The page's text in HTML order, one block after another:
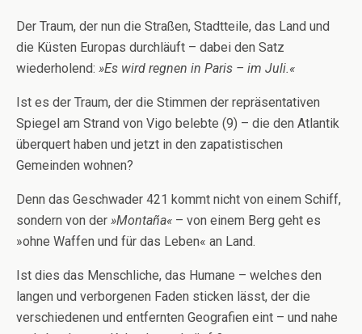
Der Traum, der nun die Straßen, Stadtteile, das Land und
die Küsten Europas durchläuft – dabei den Satz
wiederholend: »Es wird regnen in Paris – im Juli.«
Ist es der Traum, der die Stimmen der repräsentativen
Spiegel am Strand von Vigo belebte (9) – die den Atlantik
überquert haben und jetzt in den zapatistischen
Gemeinden wohnen?
Denn das Geschwader 421 kommt nicht von einem Schiff,
sondern von der »Montaña« – von einem Berg geht es
»ohne Waffen und für das Leben« an Land.
Ist dies das Menschliche, das Humane – welches den
langen und verborgenen Faden sticken lässt, der die
verschiedenen und entfernten Geografien eint – und nahe